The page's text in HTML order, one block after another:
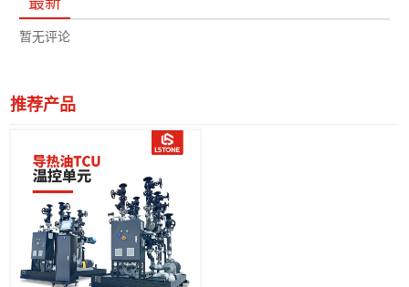
暂无评论
推荐产品